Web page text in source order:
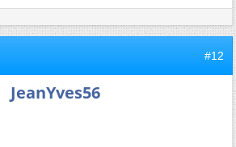
#12
JeanYves56